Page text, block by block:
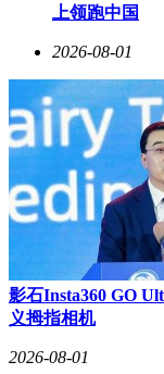
上领跑中国
2026-08-01
影石Insta360 GO
义拇指相机
2026-08-01